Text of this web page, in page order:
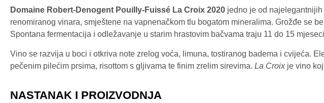
Domaine Robert-Denogent Pouilly-Fuissé La Croix 2020 jedno je od
renomiranog vinara, smještene na vapnenačkom tlu bogatom mineralima. Grožđe se
Spontana fermentacija i odležavanje u starim hrastovim bačvama traju 11 do 15
Vino se razvija u boci i otkriva note zrelog voća, limuna, tostiranog badema i cvijeća.
pečenim pilećim prsima, risottom s gljivama te finim zrelim sirevima. La Croix je vino
NASTANAK I PROIZVODNJA